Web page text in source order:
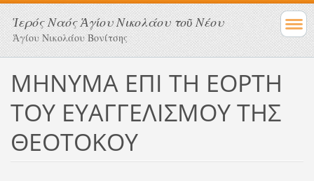
Ἱερός Ναός Ἁγίου Νικολάου τοῦ Νέου
Ἁγίου Νικολάου Βονίτσης
ΜΗΝΥΜΑ ΕΠΙ ΤΗ ΕΟΡΤΗ
ΤΟΥ ΕΥΑΓΓΕΛΙΣΜΟΥ ΤΗΣ
ΘΕΟΤΟΚΟΥ